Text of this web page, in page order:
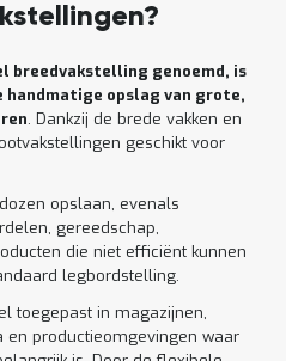
breedvakstelling genoemd, is
opslag van grote,
. Dankzij de brede vakken en
geschikt voor
opslaan, evenals
gereedschap,
die niet efficiënt kunnen
legbordstelling.
toegepast in magazijnen,
en productieomgevingen waar